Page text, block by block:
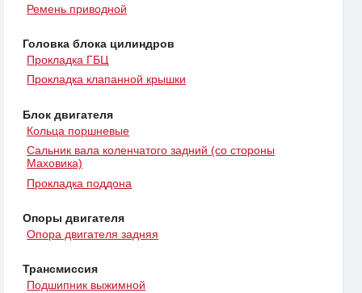
Ремень приводной
Головка блока цилиндров
Прокладка ГБЦ
Прокладка клапанной крышки
Блок двигателя
Кольца поршневые
Сальник вала коленчатого задний (со стороны
Маховика)
Прокладка поддона
Опоры двигателя
Опора двигателя задняя
Трансмиссия
Подшипник выжимной